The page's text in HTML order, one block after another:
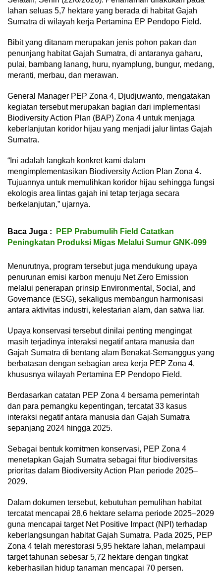
lahan seluas 5,7 hektare yang berada di habitat Gajah
Sumatra di wilayah kerja Pertamina EP Pendopo Field.
Bibit yang ditanam merupakan jenis pohon pakan dan
penunjang habitat Gajah Sumatra, di antaranya gaharu,
pulai, bambang lanang, huru, nyamplung, bungur, medang,
meranti, merbau, dan merawan.
General Manager PEP Zona 4, Djudjuwanto, mengatakan
kegiatan tersebut merupakan bagian dari implementasi
Biodiversity Action Plan (BAP) Zona 4 untuk menjaga
keberlanjutan koridor hijau yang menjadi jalur lintas Gajah
Sumatra.
“Ini adalah langkah konkret kami dalam
mengimplementasikan Biodiversity Action Plan Zona 4.
Tujuannya untuk memulihkan koridor hijau sehingga fungsi
ekologis area lintas gajah ini tetap terjaga secara
berkelanjutan,” ujarnya.
Baca Juga :
PEP Prabumulih Field Catatkan
Peningkatan Produksi Migas Melalui Sumur GNK-099
Menurutnya, program tersebut juga mendukung upaya
penurunan emisi karbon menuju Net Zero Emission
melalui penerapan prinsip Environmental, Social, and
Governance (ESG), sekaligus membangun harmonisasi
antara aktivitas industri, kelestarian alam, dan satwa liar.
Upaya konservasi tersebut dinilai penting mengingat
masih terjadinya interaksi negatif antara manusia dan
Gajah Sumatra di bentang alam Benakat-Semanggus yang
berbatasan dengan sebagian area kerja PEP Zona 4,
khususnya wilayah Pertamina EP Pendopo Field.
Berdasarkan catatan PEP Zona 4 bersama pemerintah
dan para pemangku kepentingan, tercatat 33 kasus
interaksi negatif antara manusia dan Gajah Sumatra
sepanjang 2024 hingga 2025.
Sebagai bentuk komitmen konservasi, PEP Zona 4
menetapkan Gajah Sumatra sebagai fitur biodiversitas
prioritas dalam Biodiversity Action Plan periode 2025–
2029.
Dalam dokumen tersebut, kebutuhan pemulihan habitat
tercatat mencapai 28,6 hektare selama periode 2025–2029
guna mencapai target Net Positive Impact (NPI) terhadap
keberlangsungan habitat Gajah Sumatra. Pada 2025, PEP
Zona 4 telah merestorasi 5,95 hektare lahan, melampaui
target tahunan sebesar 5,72 hektare dengan tingkat
keberhasilan hidup tanaman mencapai 70 persen.